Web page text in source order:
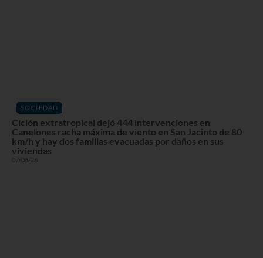
SOCIEDAD
Ciclón extratropical dejó 444 intervenciones en
Canelones racha máxima de viento en San Jacinto de 80
km/h y hay dos familias evacuadas por daños en sus
viviendas
07/08/26